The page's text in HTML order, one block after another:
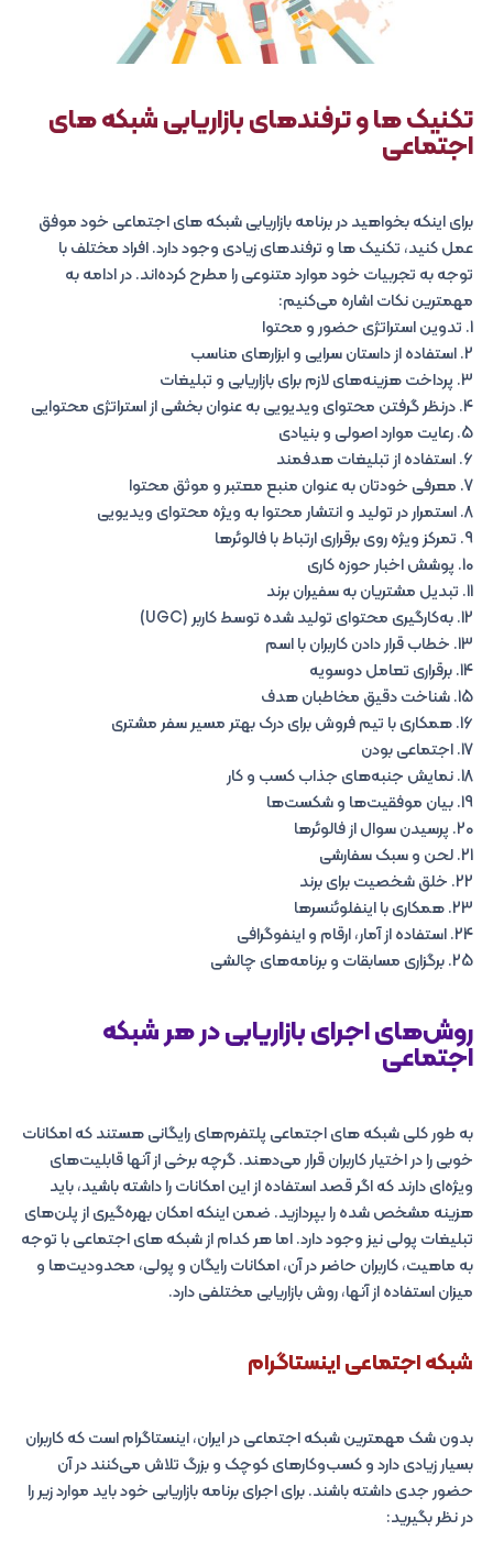
تکنیک ها و ترفندهای بازاریابی شبکه های
اجتماعی
برای اینکه بخواهید در برنامه بازاریابی شبکه های اجتماعی خود موفق
عمل کنید، تکنیک ها و ترفندهای زیادی وجود دارد. افراد مختلف با
توجه به تجربیات خود موارد متنوعی را مطرح کرده‌اند. در ادامه به
مهمترین نکات اشاره می‌کنیم:
1. تدوین استراتژی حضور و محتوا
2. استفاده از داستان سرایی و ابزارهای مناسب
3. پرداخت هزینه‌های لازم برای بازاریابی و تبلیغات
4. درنظر گرفتن محتوای ویدیویی به عنوان بخشی از استراتژی محتوایی
5. رعایت موارد اصولی و بنیادی
6. استفاده از تبلیغات هدفمند
7. معرفی خودتان به عنوان منبع معتبر و موثق محتوا
8. استمرار در تولید و انتشار محتوا به ویژه محتوای ویدیویی
9. تمرکز ویژه روی برقراری ارتباط با فالوئرها
10. پوشش اخبار حوزه کاری
11. تبدیل مشتریان به سفیران برند
12. به‌کارگیری محتوای تولید شده توسط کاربر (UGC)
13. خطاب قرار دادن کاربران با اسم
14. برقراری تعامل دوسویه
15. شناخت دقیق مخاطبان هدف
16. همکاری با تیم فروش برای درک بهتر مسیر سفر مشتری
17. اجتماعی بودن
18. نمایش جنبه‌های جذاب کسب و کار
19. بیان موفقیت‌ها و شکست‌ها
20. پرسیدن سوال از فالوئرها
21. لحن و سبک سفارشی
22. خلق شخصیت برای برند
23. همکاری با اینفلوئنسرها
24. استفاده از آمار، ارقام و اینفوگرافی
25. برگزاری مسابقات و برنامه‌های چالشی
روش‌های اجرای بازاریابی در هر شبکه
اجتماعی
به طور کلی شبکه های اجتماعی پلتفرم‌های رایگانی هستند که امکانات
خوبی را در اختیار کاربران قرار می‌دهند. گرچه برخی از آنها قابلیت‌های
ویژه‌ای دارند که اگر قصد استفاده از این امکانات را داشته باشید، باید
هزینه مشخص شده را بپردازید. ضمن اینکه امکان بهره‌گیری از پلن‌های
تبلیغات پولی نیز وجود دارد. اما هر کدام از شبکه های اجتماعی با توجه
به ماهیت، کاربران حاضر در آن، امکانات رایگان و پولی، محدودیت‌ها و
میزان استفاده از آنها، روش بازاریابی مختلفی دارد.
شبکه اجتماعی اینستاگرام
بدون شک مهمترین شبکه اجتماعی در ایران، اینستاگرام است که کاربران
بسیار زیادی دارد و کسب‌وکارهای کوچک و بزرگ تلاش می‌کنند در آن
حضور جدی داشته باشند. برای اجرای برنامه بازاریابی خود باید موارد زیر را
در نظر بگیرید: